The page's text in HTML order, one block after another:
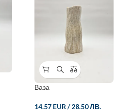
Ваза
14.57 EUR /28.50 ЛВ.